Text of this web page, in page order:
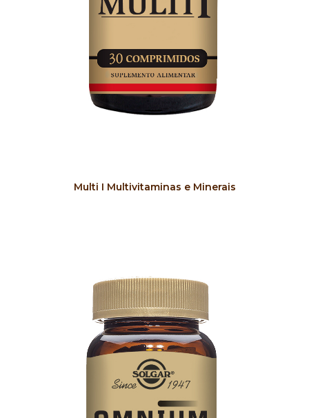
COMPRAR
Multi I Multivitaminas e Minerais